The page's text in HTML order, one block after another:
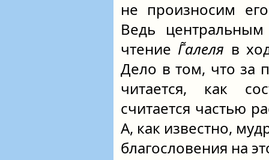
не произносим
Ведь
чтение Г̃алеля в
Дело в том, что за
читается, как
считается частью
А, как известно,
благословения на